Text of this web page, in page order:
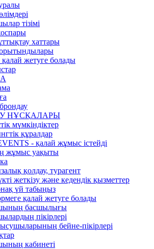
тізімі
хаттары
жетуге болады
НҰСҚАЛАРЫ
мүмкіндіктер
құралдар
- қалай жұмыс істейді
жұмыс уақыты
қолдау, турагент
жеткізу және кедендік қызметтер
үй табыңыз
қалай жетуге болады
басшылығы
пікірлері
бейне-пікірлері
кабинеті